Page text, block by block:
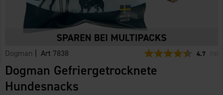
Dogman | Art 7838 4.7 12
Dogman Gefriergetrocknete
Hundesnacks